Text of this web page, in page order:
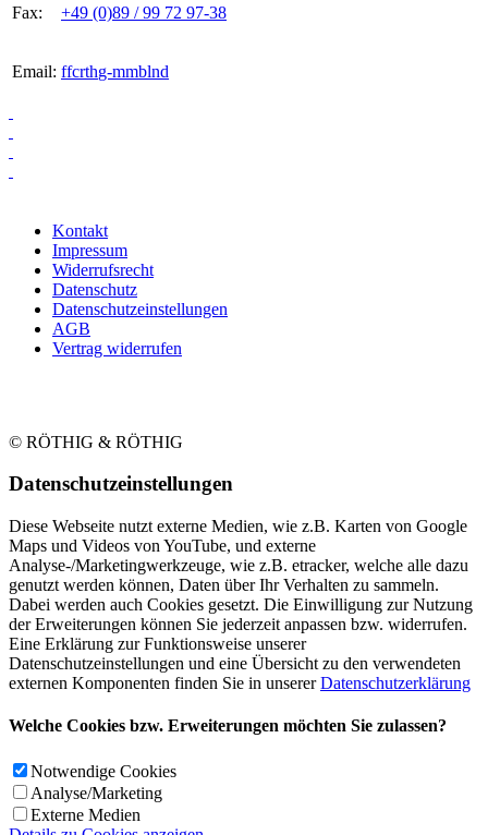
Fax: +49 (0)89 / 99 72 97-38
Email: ffcrthg-mmblnd
Kontakt
Impressum
Widerrufsrecht
Datenschutz
Datenschutzeinstellungen
AGB
Vertrag widerrufen
© RÖTHIG & RÖTHIG
Daten­schutz­ein­stellungen
Diese Webseite nutzt externe Medien, wie z.B. Karten von Google
Maps und Videos von YouTube, und externe
Analyse-/Marketingwerkzeuge, wie z.B. etracker, welche alle dazu
genutzt werden können, Daten über Ihr Verhalten zu sammeln.
Dabei werden auch Cookies gesetzt. Die Einwilligung zur Nutzung
der Erweiterungen können Sie jederzeit anpassen bzw. widerrufen.
Eine Erklärung zur Funktionsweise unserer
Datenschutzeinstellungen und eine Übersicht zu den verwendeten
externen Komponenten finden Sie in unsererDatenschutzerklärung
Welche Cookies bzw. Erweiterungen möchten Sie zulassen?
Notwendige Cookies
Analyse/Marketing
Externe Medien